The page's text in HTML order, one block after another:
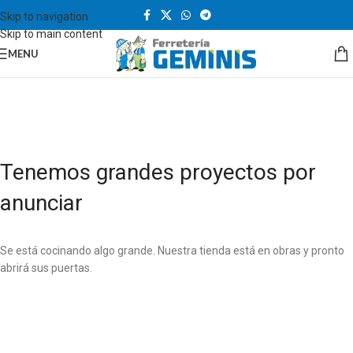
Skip to navigation
Skip to main content
MENU
Tenemos grandes proyectos por
anunciar
Se está cocinando algo grande. Nuestra tienda está en obras y pronto
abrirá sus puertas.